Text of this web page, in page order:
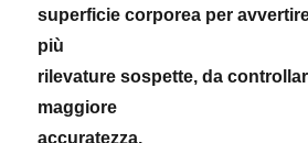
superficie corporea per
più
rilevature sospette, da
maggiore
accuratezza.